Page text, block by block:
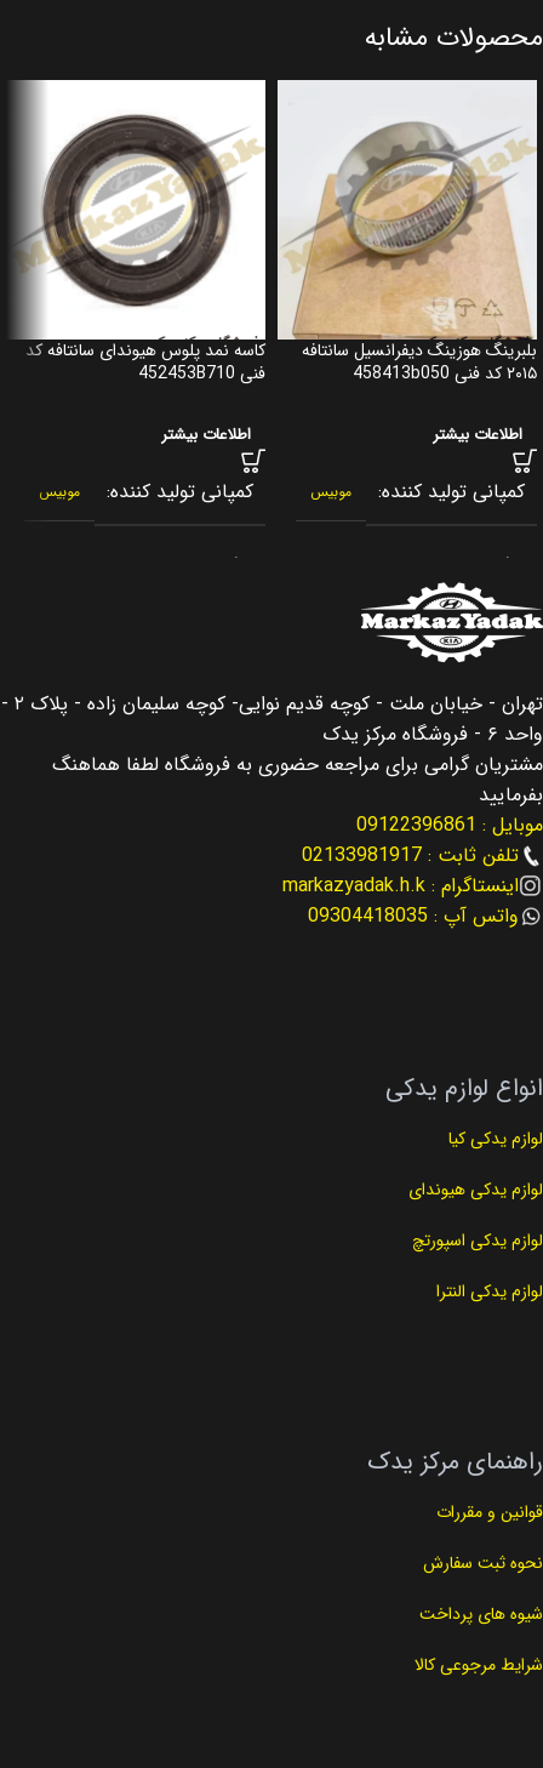
محصولات مشابه
بلبرینگ هوزینگ دیفرانسیل سانتافه
۲۰۱۵ کد فنی 458413b050
اطلاعات بیشتر
کمپانی تولید کننده موبیس
برند
کشور سازنده کره جنوبی
اصالت کالا اصلی
مناسب برای سانتافه Santafe
مناسب برای سال 2015
نوع لوازم لوازم گیربکس
کاسه نمد پلوس هیوندای سانتافه کد
فنی 452453B710
اطلاعات بیشتر
کمپانی تولید کننده موبیس
برند
اصالت کالا اصلی
مناسب برای
تهران - خیابان ملت - کوچه قدیم نوایی- کوچه سلیمان زاده - پلاک ۲ -
واحد ۶ - فروشگاه مرکز یدک
مشتریان گرامی برای مراجعه حضوری به فروشگاه لطفا هماهنگ
بفرمایید
موبایل : 09122396861
تلفن ثابت : 02133981917
اینستاگرام : markazyadak.h.k
واتس آپ : 09304418035
انواع لوازم یدکی
لوازم یدکی کیا
لوازم یدکی هیوندای
لوازم یدکی اسپورتچ
لوازم یدکی النترا
راهنمای مرکز یدک
قوانین و مقررات
نحوه ثبت سفارش
شیوه های پرداخت
شرایط مرجوعی کالا